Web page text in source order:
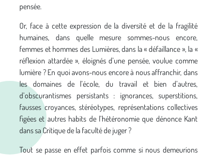
pensée.
Or, face à cette expression de la diversité et de la fragilité
humaines, dans quelle mesure sommes-nous encore,
femmes et hommes des Lumières, dans la « défaillance », la «
réflexion attardée », éloignés d’une pensée, voulue comme
lumière ? En quoi avons-nous encore à nous affranchir, dans
les domaines de l’école, du travail et bien d’autres,
d’obscurantismes persistants : ignorances, superstitions,
fausses croyances, stéréotypes, représentations collectives
figées et autres habits de l’hétéronomie que dénonce Kant
dans sa Critique de la faculté de juger ?
Tout se passe en effet parfois comme si nous demeurions